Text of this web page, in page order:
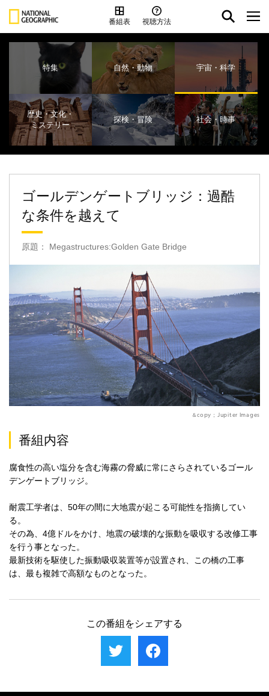
番組表 視聴方法
特集 自然・動物 宇宙・科学
歴史・文化・
ミステリー
探検・冒険 社会・時事
ゴールデンゲートブリッジ：過酷
な条件を越えて
原題： Megastructures:Golden Gate Bridge
＆copy；Jupiter Images
番組内容
腐食性の高い塩分を含む海霧の脅威に常にさらされているゴール
デンゲートブリッジ。
耐震工学者は、50年の間に大地震が起こる可能性を指摘してい
る。
その為、4億ドルをかけ、地震の破壊的な振動を吸収する改修工事
を行う事となった。
最新技術を駆使した振動吸収装置等が設置され、この橋の工事
は、最も複雑で高額なものとなった。
この番組をシェアする